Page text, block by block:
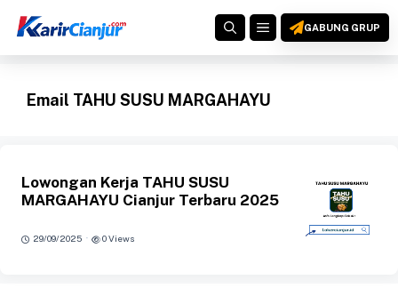
MENUGABUNG GRUP
Email TAHU SUSU MARGAHAYU
Lowongan Kerja TAHU SUSU
MARGAHAYU Cianjur Terbaru 2025
29/09/2025 · 0 Views